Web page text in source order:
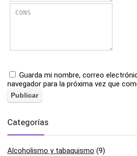
Guarda mi nombre, correo
navegador para la próxima vez que
Categorías
Alcoholismo y tabaquismo (9)